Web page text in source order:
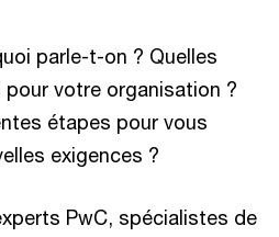
parle-t-on ? Quelles
votre organisation ?
étapes pour vous
exigences ?
PwC, spécialistes de